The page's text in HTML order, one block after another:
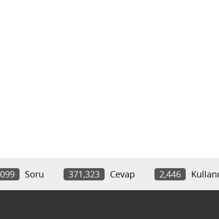
Soru 371,323 Cevap 2,446